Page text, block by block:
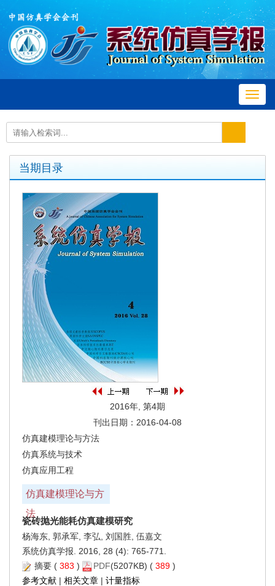
当期目录
2016年, 第4期
刊出日期：2016-04-08
仿真建模理论与方法
仿真系统与技术
仿真应用工程
仿真建模理论与方
法
瓷砖抛光能耗仿真建模研究
杨海东, 郭承军, 李弘, 刘国胜, 伍嘉文
系统仿真学报. 2016, 28 (4): 765-771.
摘要 ( 383 ) PDF(5207KB) ( 389 )
参考文献 | 相关文章 | 计量指标